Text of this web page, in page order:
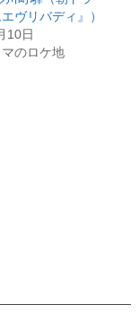
エヴリバディ』）
10日
のロケ地